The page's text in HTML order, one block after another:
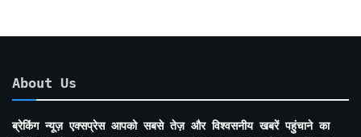
About Us
ब्रेकिंग न्यूज़ एक्सप्रेस आपको सबसे तेज़ और विश्वसनीय खबरें पहुंचाने का